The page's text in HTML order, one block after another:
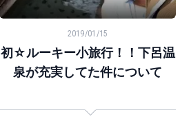
初☆ルーキー小旅行！！下呂温泉が
2019/01/15
初☆ルーキー小旅行！！下呂温
泉が充実してた件について